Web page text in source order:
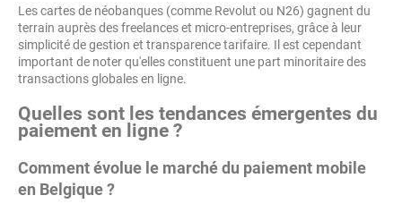
Les cartes de néobanques (comme Revolut ou N26) gagnent du
terrain auprès des freelances et micro-entreprises, grâce à leur
simplicité de gestion et transparence tarifaire. Il est cependant
important de noter qu'elles constituent une part minoritaire des
transactions globales en ligne.
Quelles sont les tendances émergentes du
paiement en ligne ?
Comment évolue le marché du paiement mobile
en Belgique ?